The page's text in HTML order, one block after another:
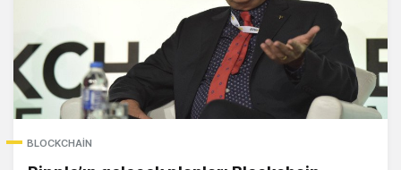
BLOCKCHAIN